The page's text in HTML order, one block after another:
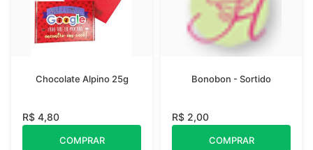
Chocolate Alpino 25g
R$ 4,80
COMPRAR
Bonobon - Sortido
R$ 2,00
COMPRAR